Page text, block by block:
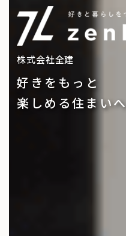
株式会社全建
好きをもっと
楽しめる住まいへ